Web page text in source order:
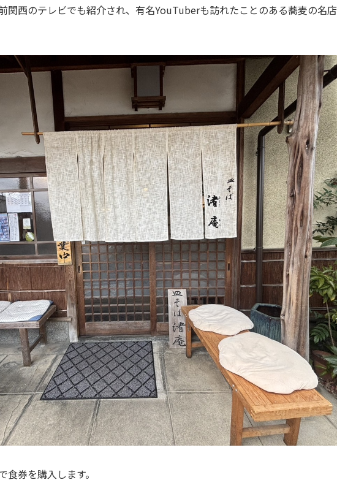
関西のテレビでも紹介され、有名YouTuberも訪れたことのある蕎麦の名店
券を購入します。